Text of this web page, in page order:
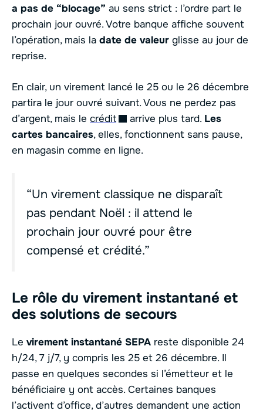
a pas de “blocage” au sens strict : l’ordre part le
prochain jour ouvré. Votre banque affiche souvent
l’opération, mais la date de valeur glisse au jour de
reprise.
En clair, un virement lancé le 25 ou le 26 décembre
partira le jour ouvré suivant. Vous ne perdez pas
d’argent, mais le crédit arrive plus tard. Les
cartes bancaires, elles, fonctionnent sans pause,
en magasin comme en ligne.
“Un virement classique ne disparaît
pas pendant Noël : il attend le
prochain jour ouvré pour être
compensé et crédité.”
Le rôle du virement instantané et
des solutions de secours
Le virement instantané SEPA reste disponible 24
h/24, 7 j/7, y compris les 25 et 26 décembre. Il
passe en quelques secondes si l’émetteur et le
bénéficiaire y ont accès. Certaines banques
l’activent d’office, d’autres demandent une action